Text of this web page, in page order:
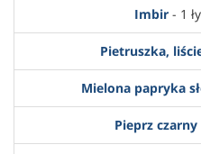
Imbir - 1
Pietruszka,
Mielona papryka
Pieprz czarny